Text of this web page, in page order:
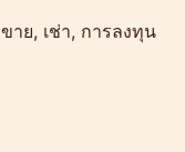
ขาย, เช่า, การลงทุน